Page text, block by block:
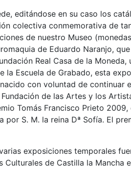
editándose en su caso los
colectiva conmemorativa de
de nuestro Museo
de Eduardo Naranjo,
Real Casa de la
Escuela de Grabado, esta
con voluntad de continuar
de las Artes y los
Tomás Francisco Prieto 2009,
S. M. la reina Dª Sofía. El
exposiciones temporales
de Castilla la Mancha